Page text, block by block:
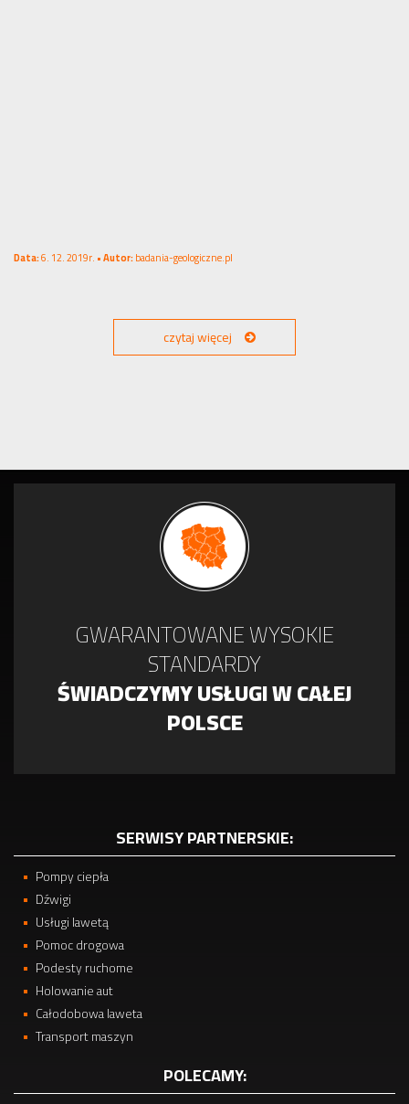
Data:6. 12. 2019r. •Autor:badania-geologiczne.pl
czytaj więcej
GWARANTOWANE WYSOKIE
STANDARDY
ŚWIADCZYMY USŁUGI W CAŁEJ
POLSCE
SERWISY PARTNERSKIE:
Pompy ciepła
Dźwigi
Usługi lawetą
Pomoc drogowa
Podesty ruchome
Holowanie aut
Całodobowa laweta
Transport maszyn
POLECAMY: